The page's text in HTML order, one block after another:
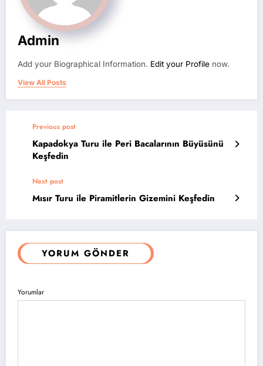
Admin
Add your Biographical Information. Edit your Profile now.
View All Posts
Previous post
Kapadokya Turu ile Peri Bacalarının Büyüsünü
Keşfedin
Next post
Mısır Turu ile Piramitlerin Gizemini Keşfedin
YORUM GÖNDER
Yorumlar